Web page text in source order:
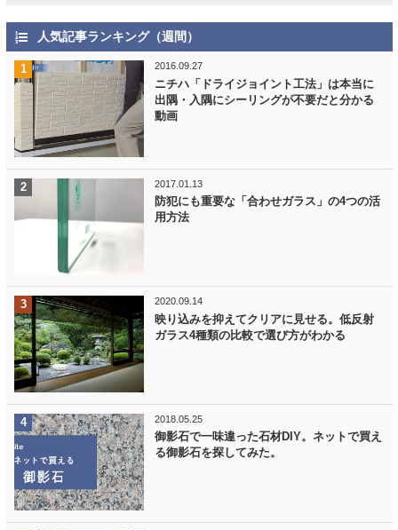
人気記事ランキング（週間）
2016.09.27
ニチハ「ドライジョイント工法」は本当に
出隅・入隅にシーリングが不要だと分かる
動画
2017.01.13
防犯にも重要な「合わせガラス」の4つの活
用方法
2020.09.14
映り込みを抑えてクリアに見せる。低反射
ガラス4種類の比較で選び方がわかる
2018.05.25
御影石で一味違った石材DIY。ネットで買え
る御影石を探してみた。